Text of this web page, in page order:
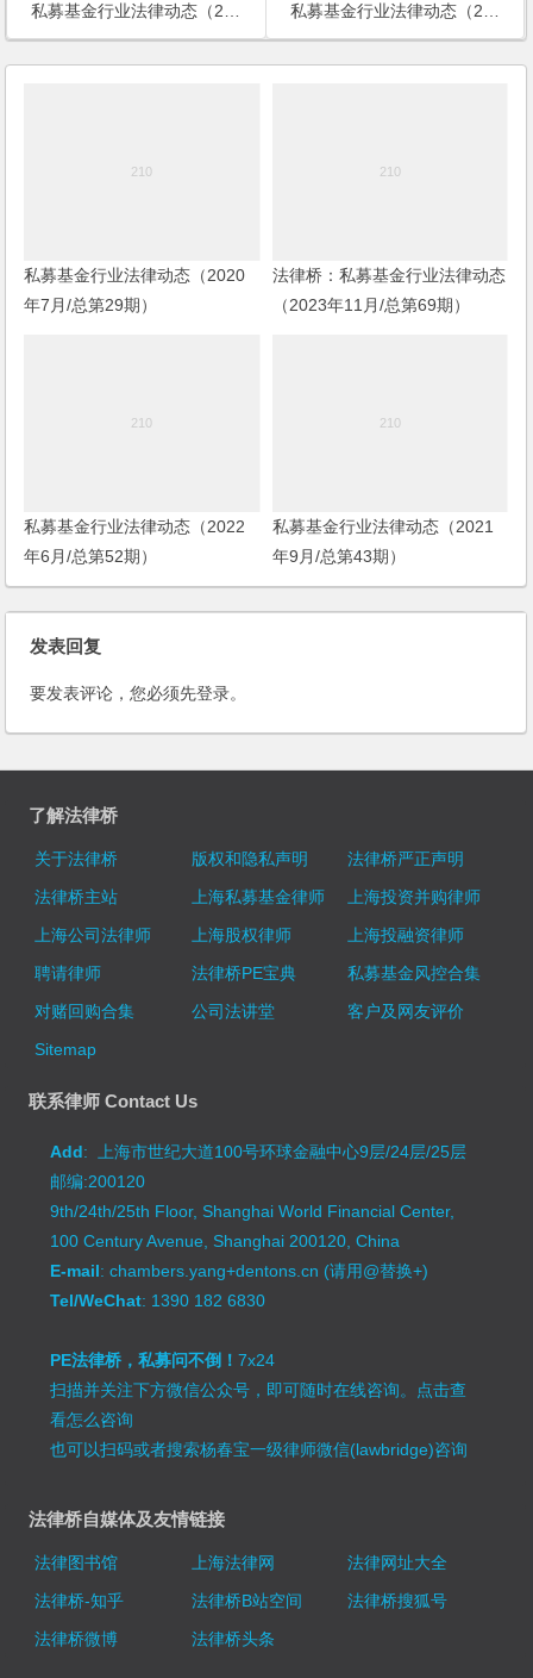
私募基金行业法律动态（2023年5月/总第63期）
私募基金行业法律动态（2023年7月/总第65期）
私募基金行业法律动态（2020
年7月/总第29期）
法律桥：私募基金行业法律动态
（2023年11月/总第69期）
私募基金行业法律动态（2022
年6月/总第52期）
私募基金行业法律动态（2021
年9月/总第43期）
发表回复
要发表评论，您必须先登录。
了解法律桥
关于法律桥 版权和隐私声明
法律桥严正声明
法律桥主站
上海私募基金律师
上海投资并购律师
上海公司法律师
上海股权律师
上海投融资律师
聘请律师
法律桥PE宝典
私募基金风控合集
对赌回购合集
公司法讲堂
客户及网友评价
Sitemap
联系律师 Contact Us
Add: 上海市世纪大道100号环球金融中心9层/24层/25层
邮编:200120
9th/24th/25th Floor, Shanghai World Financial Center,
100 Century Avenue, Shanghai 200120, China
E-mail: chambers.yang+dentons.cn (请用@替换+)
Tel/WeChat: 1390 182 6830
PE法律桥，私募问不倒！7x24
扫描并关注下方微信公众号，即可随时在线咨询。 点击查
看怎么咨询
也可以扫码或者搜索杨春宝一级律师微信(lawbridge)咨询
法律桥自媒体及友情链接
法律图书馆 上海法律网
法律网址大全
法律桥-知乎
法律桥B站空间
法律桥搜狐号
法律桥微博
法律桥头条